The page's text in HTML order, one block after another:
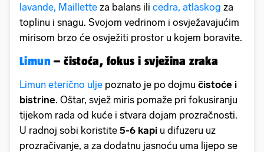
lavande, Maillette za balans ili cedra, atlaskog za
toplinu i snagu. Svojom vedrinom i osvježavajućim
mirisom brzo će osvježiti prostor u kojem boravite.
Limun– čistoća, fokus i svježina zraka
Limun eterično ulje poznato je po dojmu čistoće i
bistrine. Oštar, svjež miris pomaže pri fokusiranju
tijekom rada od kuće i stvara dojam prozračnosti.
U radnoj sobi koristite 5-6 kapi u difuzeru uz
prozračivanje, a za dodatnu jasnoću uma lijepo se